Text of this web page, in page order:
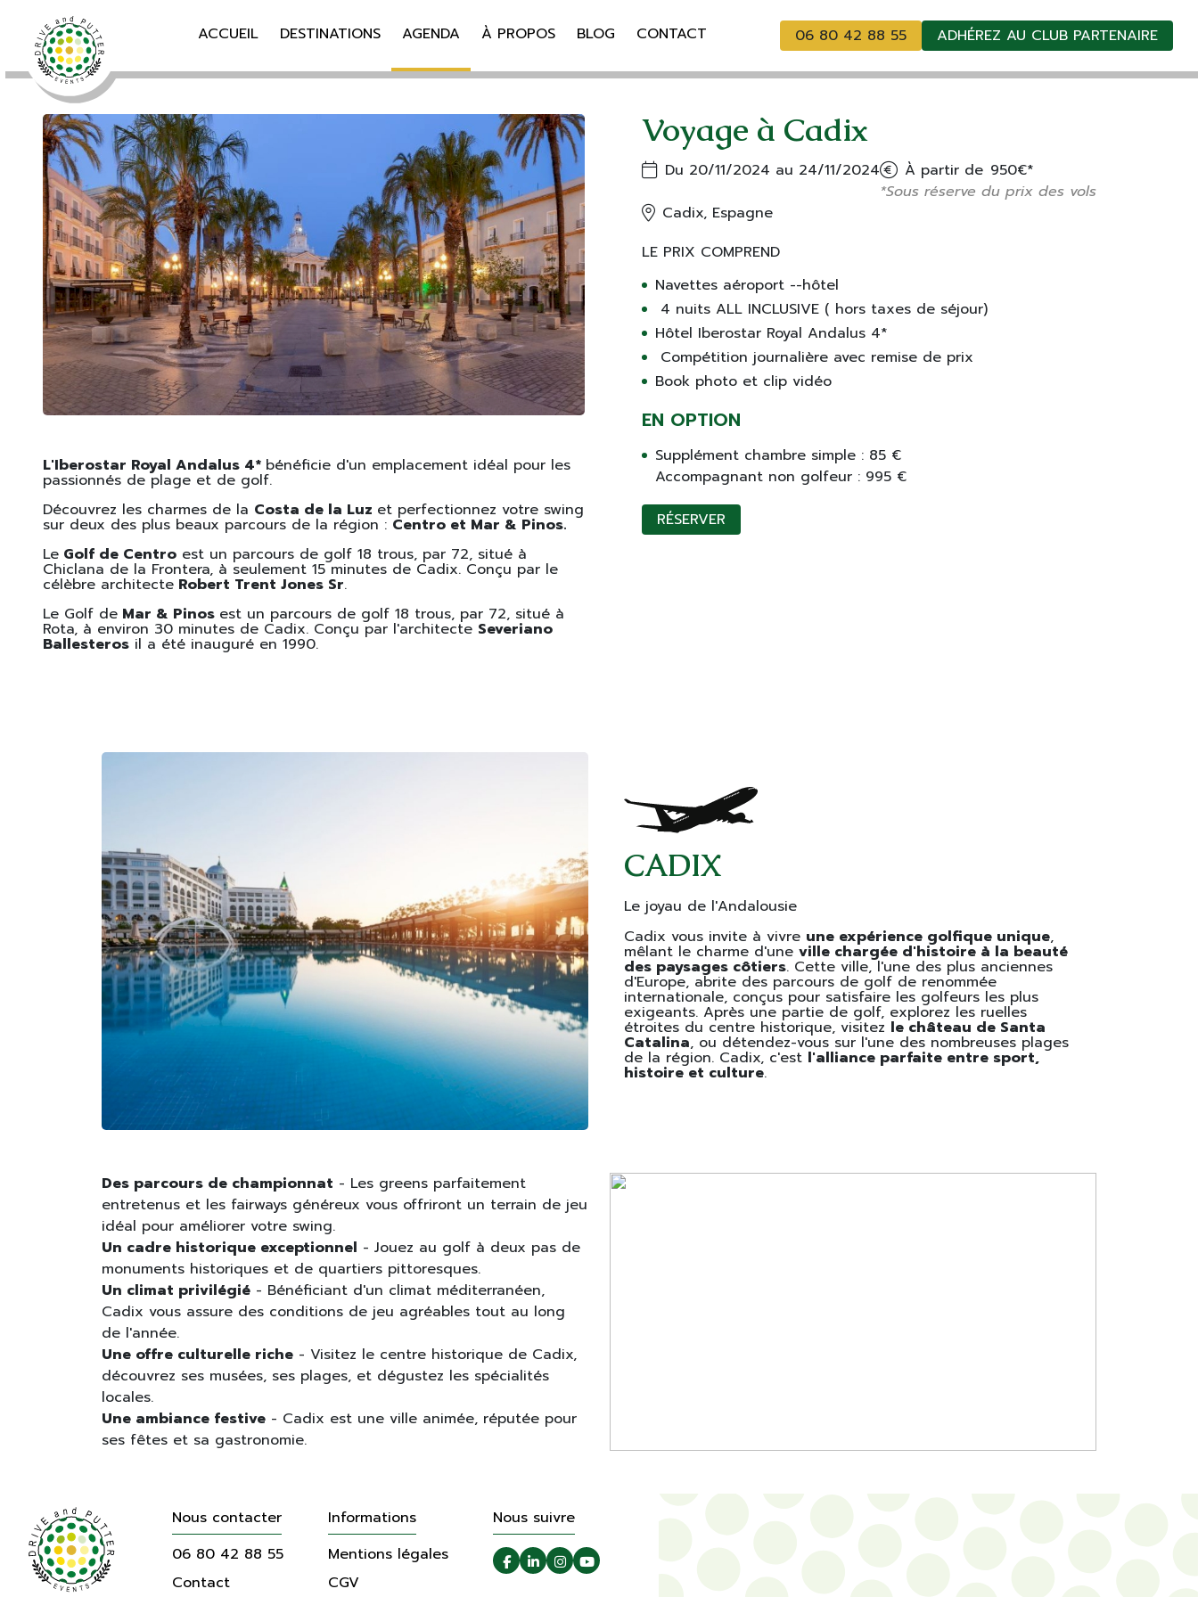
ACCUEIL DESTINATIONS AGENDA À PROPOS BLOG CONTACT 06 80 42 88 55 ADHÉREZ AU CLUB PARTENAIRE
L'Iberostar Royal Andalus 4* bénéficie d'un emplacement idéal pour les
passionnés de plage et de golf.
Découvrez les charmes de la Costa de la Luz et perfectionnez votre swing
sur deux des plus beaux parcours de la région : Centro et Mar & Pinos.
Le Golf de Centro est un parcours de golf 18 trous, par 72, situé à
Chiclana de la Frontera, à seulement 15 minutes de Cadix. Conçu par le
célèbre architecte Robert Trent Jones Sr.
Le Golf de Mar & Pinos est un parcours de golf 18 trous, par 72, situé à
Rota, à environ 30 minutes de Cadix. Conçu par l'architecte Severiano
Ballesteros il a été inauguré en 1990.
Voyage à Cadix
Du 20/11/2024 au 24/11/2024 À partir de 950€*
*Sous réserve du prix des vols
Cadix, Espagne
LE PRIX COMPREND
Navettes aéroport --hôtel
4 nuits ALL INCLUSIVE ( hors taxes de séjour)
Hôtel Iberostar Royal Andalus 4*
Compétition journalière avec remise de prix
Book photo et clip vidéo
EN OPTION
Supplément chambre simple : 85 €
Accompagnant non golfeur : 995 €
RÉSERVER
CADIX
Le joyau de l'Andalousie
Cadix vous invite à vivre une expérience golfique unique,
mêlant le charme d'une ville chargée d'histoire à la beauté
des paysages côtiers. Cette ville, l'une des plus anciennes
d'Europe, abrite des parcours de golf de renommée
internationale, conçus pour satisfaire les golfeurs les plus
exigeants. Après une partie de golf, explorez les ruelles
étroites du centre historique, visitez le château de Santa
Catalina, ou détendez-vous sur l'une des nombreuses plages
de la région. Cadix, c'est l'alliance parfaite entre sport,
histoire et culture.
Des parcours de championnat - Les greens parfaitement
entretenus et les fairways généreux vous offriront un terrain de jeu
idéal pour améliorer votre swing.
Un cadre historique exceptionnel - Jouez au golf à deux pas de
monuments historiques et de quartiers pittoresques.
Un climat privilégié - Bénéficiant d'un climat méditerranéen,
Cadix vous assure des conditions de jeu agréables tout au long
de l'année.
Une offre culturelle riche - Visitez le centre historique de Cadix,
découvrez ses musées, ses plages, et dégustez les spécialités
locales.
Une ambiance festive - Cadix est une ville animée, réputée pour
ses fêtes et sa gastronomie.
Nous contacter
06 80 42 88 55
Contact
Informations
Mentions légales
CGV
Nous suivre